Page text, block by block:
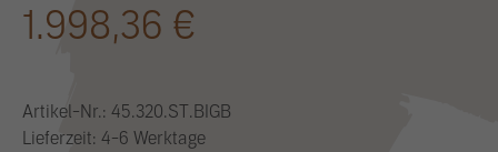
1.998,36 €
Artikel-Nr.: 45.320.ST.BIGB
Lieferzeit: 4-6 Werktage